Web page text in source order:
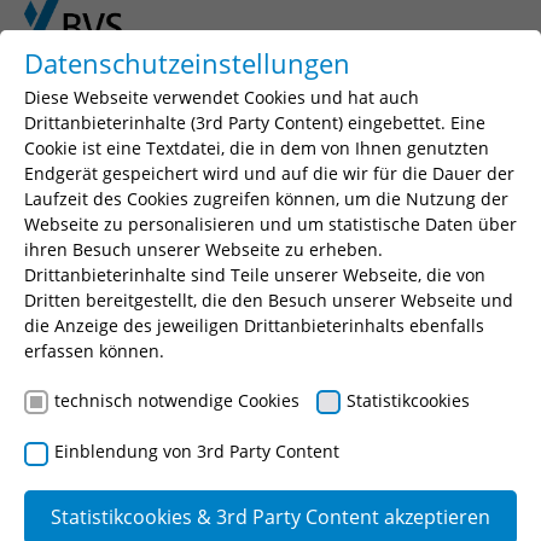
Skip to main content
Skip to page footer
Seminarsuche
Geben Sie einen Suchbegriff, Ihr gewünschtes
Seminar oder eine Seminarnummer ein.
Suchen
Passrecht für die
Ausländerbehörden
Zielgruppe
Datenschutzeinstellungen
Diese Webseite verwendet Cookies und hat auch
Drittanbieterinhalte (3rd Party Content) eingebettet. Eine
Cookie ist eine Textdatei, die in dem von Ihnen genutzten
Endgerät gespeichert wird und auf die wir für die Dauer der
Laufzeit des Cookies zugreifen können, um die Nutzung der
Webseite zu personalisieren und um statistische Daten über
ihren Besuch unserer Webseite zu erheben.
Drittanbieterinhalte sind Teile unserer Webseite, die von
Dritten bereitgestellt, die den Besuch unserer Webseite und
die Anzeige des jeweiligen Drittanbieterinhalts ebenfalls
erfassen können.
technisch notwendige Cookies Statistikcookies
Einblendung von 3rd Party Content
Statistikcookies & 3rd Party Content akzeptieren